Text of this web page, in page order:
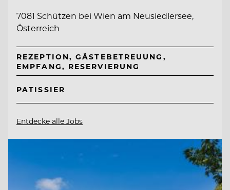
7081 Schützen bei Wien am Neusiedlersee,
Österreich
REZEPTION, GÄSTEBETREUUNG,
EMPFANG, RESERVIERUNG
PATISSIER
Entdecke alle Jobs